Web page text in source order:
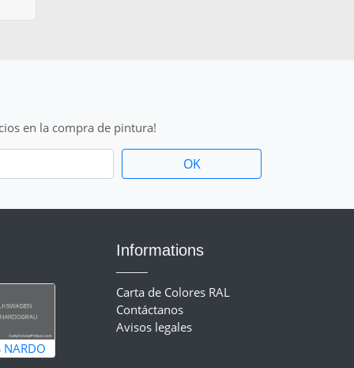
en la compra de pintura!
NARDO
Informations
Carta de Colores RAL
Contáctanos
Avisos legales